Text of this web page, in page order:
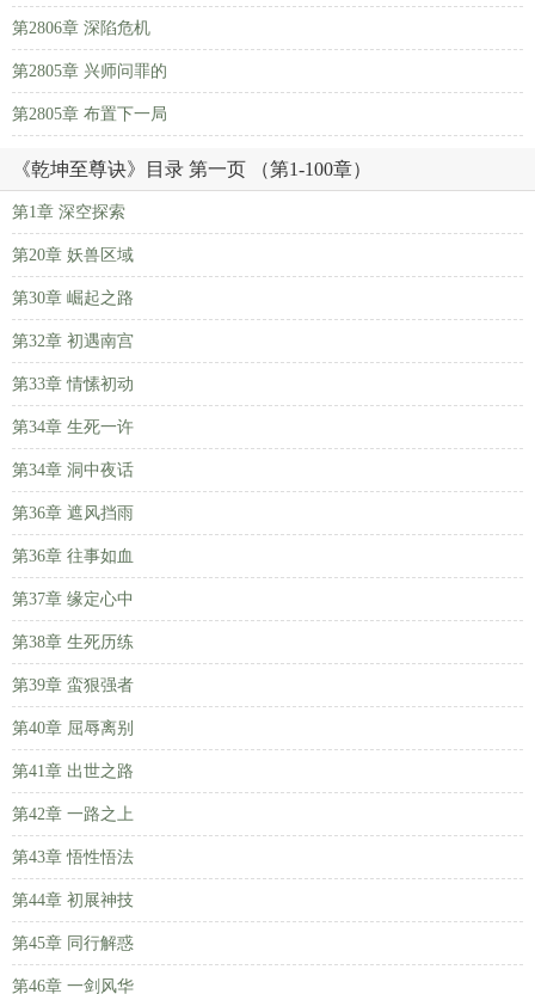
第2806章 深陷危机
第2805章 兴师问罪的
第2805章 布置下一局
《乾坤至尊诀》目录 第一页 （第1-100章）
第1章 深空探索
第20章 妖兽区域
第30章 崛起之路
第32章 初遇南宫
第33章 情愫初动
第34章 生死一许
第34章 洞中夜话
第36章 遮风挡雨
第36章 往事如血
第37章 缘定心中
第38章 生死历练
第39章 蛮狠强者
第40章 屈辱离别
第41章 出世之路
第42章 一路之上
第43章 悟性悟法
第44章 初展神技
第45章 同行解惑
第46章 一剑风华